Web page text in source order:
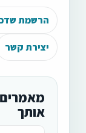
הרשמת
יצירת קשר
מאמרים
אותך